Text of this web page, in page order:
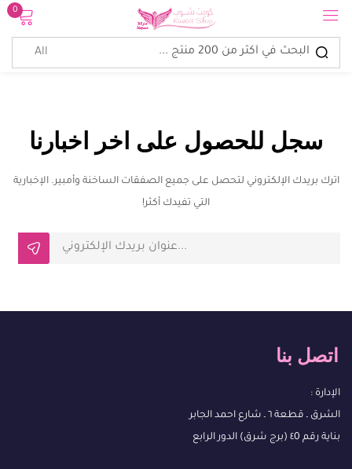
0
سجل للحصول على اخر اخبارنا
اترك بريدك الإلكتروني لتحصل على جميع الصفقات الساخنة وأمبير. الإخبارية
التي تفيدك أكثر!
اتصل بنا
الإدارة :
الشرق ـ قطعة ٦ ـ شارع احمد الجابر
بناية رقم ٤0 (برج شرق) الدور الرابع
تسجيل الدخول
تذكرنى نسيت كلمة المرور؟